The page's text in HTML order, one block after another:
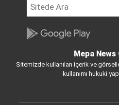
Mepa News
Sitemizde kullanılan içerik ve
kullanımı hukuki